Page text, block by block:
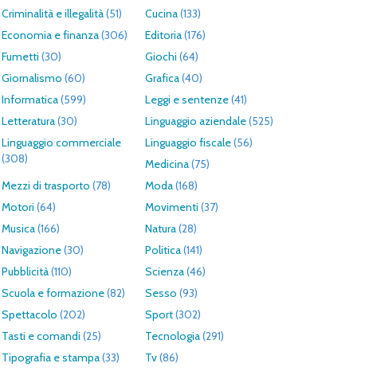
Criminalità e illegalità(51) Cucina(133)
Economia e finanza(306) Editoria(176)
Fumetti (30) Giochi (64)
Giornalismo (60) Grafica(40)
Informatica(599) Leggi e sentenze(41)
Letteratura(30) Linguaggio aziendale(525)
Linguaggio commerciale
(308)
Linguaggio fiscale(56)
Medicina(75)
Mezzi di trasporto (78) Moda(168)
Motori (64) Movimenti (37)
Musica(166) Natura(28)
Navigazione(30) Politica(141)
Pubblicità(110) Scienza(46)
Scuola e formazione(82) Sesso (93)
Spettacolo (202) Sport(302)
Tasti e comandi (25) Tecnologia(291)
Tipografia e stampa(33) Tv(86)